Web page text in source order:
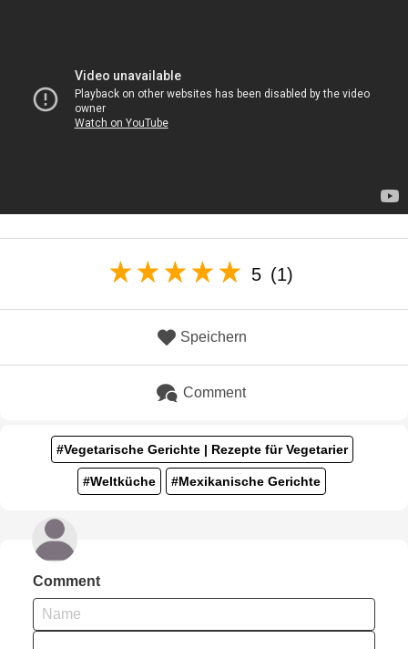
5 (1)
Speichern
Comment
#Vegetarische Gerichte | Rezepte für Vegetarier
#Weltküche #Mexikanische Gerichte
Comment